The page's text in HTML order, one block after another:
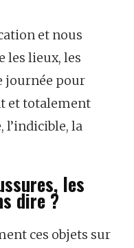
et nous
les lieux, les
journée pour
et totalement
l’indicible, la
les
dire ?
ces objets sur